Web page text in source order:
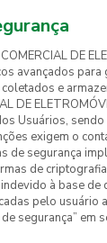
DE
avançados para
e
DE
Usuários,
exigem o
de segurança
de
à base
pelo usuário
segurança” em